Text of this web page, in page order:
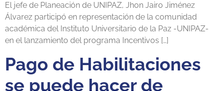
El jefe de Planeación de UNIPAZ, Jhon Jairo Jiménez
Álvarez participó en representación de la comunidad
académica del Instituto Universitario de la Paz -UNIPAZ-
en el lanzamiento del programa Incentivos […]
Pago de Habilitaciones
se puede hacer de